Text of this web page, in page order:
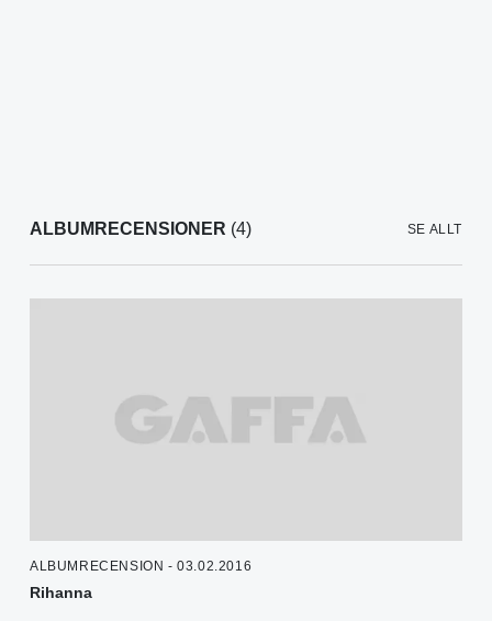
ALBUMRECENSIONER (4) SE ALLT
ALBUMRECENSION - 03.02.2016
Rihanna